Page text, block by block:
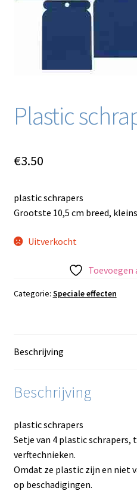
Blog / DIY / Tutorials
Contact
Plastic
€3.50
plastic schrapers
Grootste 10,5 cm breed,
Uitverkocht
Categorie: Speciale effecten
Beschrijving
Beschrijving
plastic schrapers
Setje van 4 plastic schrapers,
verftechnieken.
Omdat ze plastic zijn en niet
op beschadigingen.